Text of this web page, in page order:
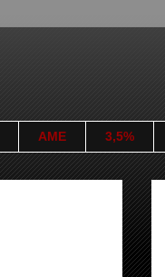
AME 3,5%